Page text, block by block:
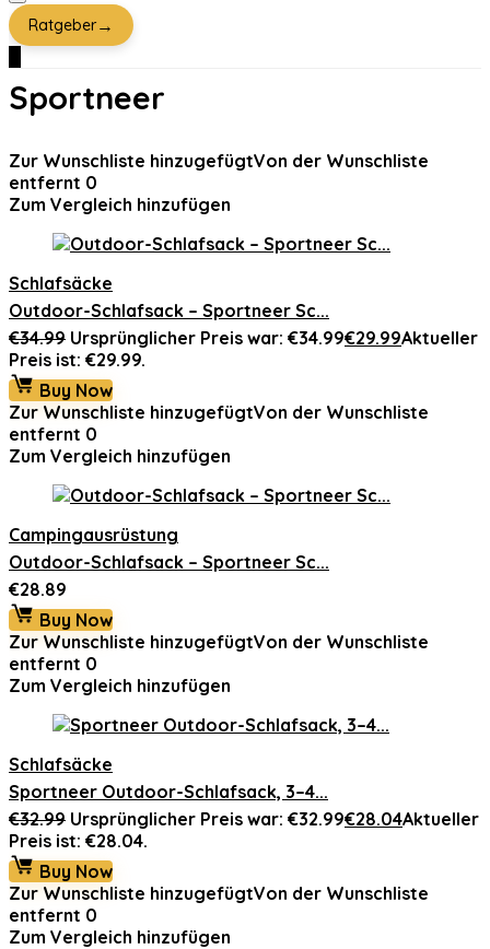
Ratgeber→
Sportneer
Zur Wunschliste hinzugefügtVon der Wunschliste
entfernt 0
Zum Vergleich hinzufügen
Schlafsäcke
Outdoor-Schlafsack – Sportneer Sc...
€34.99 Ursprünglicher Preis war: €34.99€29.99Aktueller
Preis ist: €29.99.
Buy Now
Zur Wunschliste hinzugefügtVon der Wunschliste
entfernt 0
Zum Vergleich hinzufügen
Campingausrüstung
Outdoor-Schlafsack – Sportneer Sc...
€28.89
Buy Now
Zur Wunschliste hinzugefügtVon der Wunschliste
entfernt 0
Zum Vergleich hinzufügen
Schlafsäcke
Sportneer Outdoor-Schlafsack, 3–4...
€32.99 Ursprünglicher Preis war: €32.99€28.04Aktueller
Preis ist: €28.04.
Buy Now
Zur Wunschliste hinzugefügtVon der Wunschliste
entfernt 0
Zum Vergleich hinzufügen